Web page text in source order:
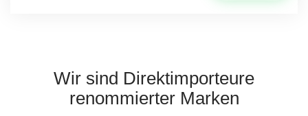
Wir sind Direktimporteure
renommierter Marken